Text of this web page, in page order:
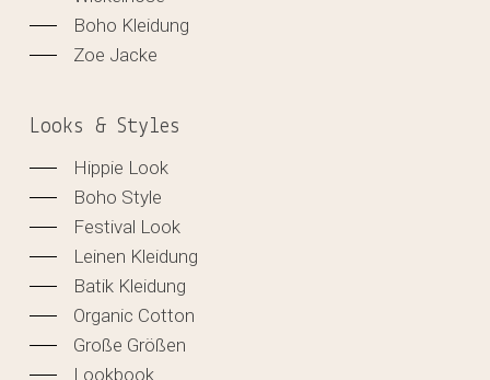
Boho Kleidung
Zoe Jacke
Looks & Styles
Hippie Look
Boho Style
Festival Look
Leinen Kleidung
Batik Kleidung
Organic Cotton
Große Größen
Lookbook